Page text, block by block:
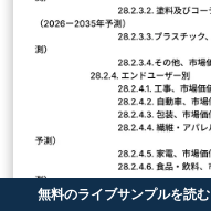
無料のライブサンプルを読む